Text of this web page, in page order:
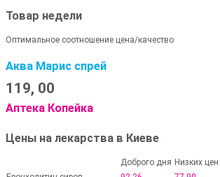
Товар недели
Оптимальное соотношение цена/качество
Аква Марис спрей
119, 00
Аптека Копейка
Цены на лекарства в Киеве
Доброго дня Низких цен